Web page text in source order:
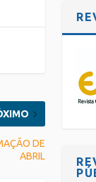
DE
ABRIL